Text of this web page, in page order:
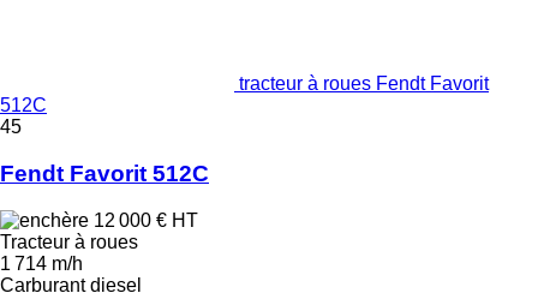
tracteur à roues Fendt Favorit
512C
45
Fendt Favorit 512C
12 000 € HT
Tracteur à roues
1 714 m/h
Carburant diesel